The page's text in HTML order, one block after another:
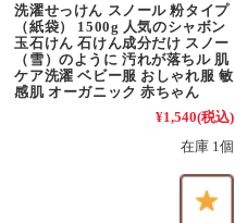
洗濯せっけん スノール 粉タイプ
（紙袋） 1500g 人気のシャボン
玉石けん 石けん成分だけ スノー
（雪）のように 汚れが落ちル 肌
ケア洗濯 ベビー服 おしゃれ服 敏
感肌 オーガニック 赤ちゃん
¥1,540(税込)
在庫 1個